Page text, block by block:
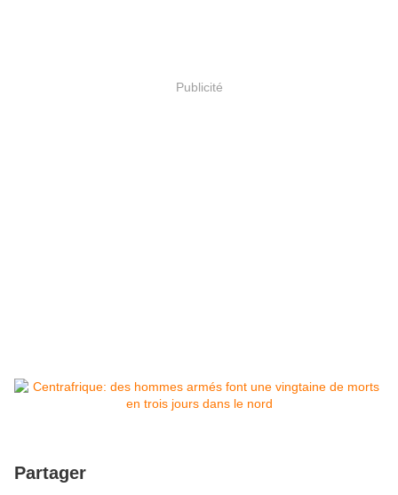
Publicité
Partager